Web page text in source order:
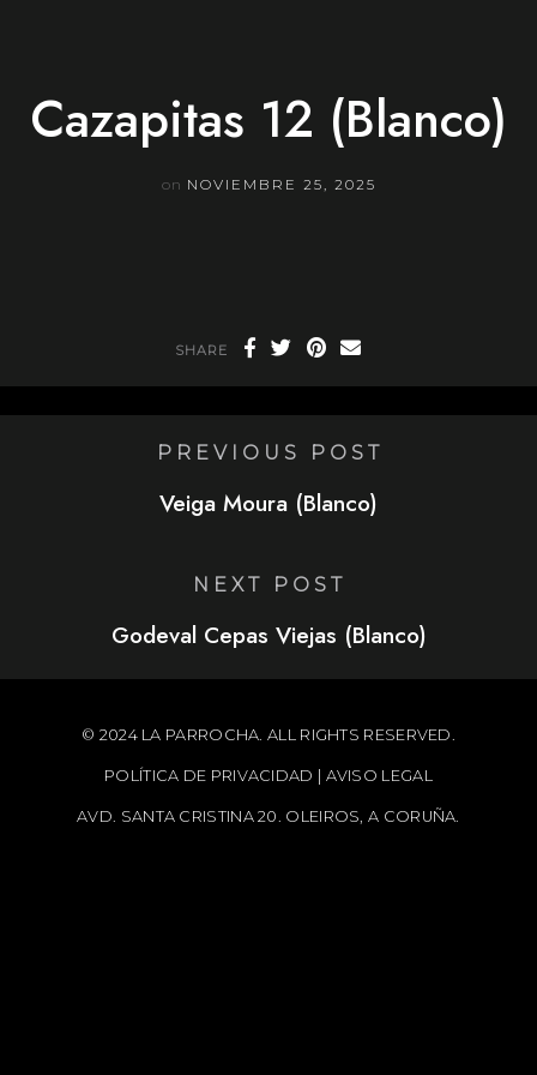
Cazapitas 12 (Blanco)
on NOVIEMBRE 25, 2025
SHARE
PREVIOUS POST
Veiga Moura (Blanco)
NEXT POST
Godeval Cepas Viejas (Blanco)
© 2024 LA PARROCHA. ALL RIGHTS RESERVED.
POLÍTICA DE PRIVACIDAD AVISO LEGAL
AVD. SANTA CRISTINA 20. OLEIROS, A CORUÑA.